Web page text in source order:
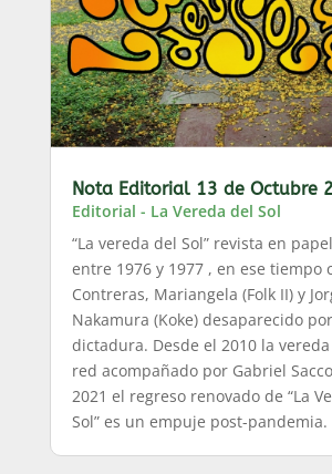
Nota Editorial 13 de Octubre
Editorial - La Vereda del Sol
“La vereda del Sol” revista en
entre 1976 y 1977 , en ese tiempo
Contreras, Mariangela (Folk II) y
Nakamura (Koke) desaparecido
dictadura. Desde el 2010 la
red acompañado por Gabriel
2021 el regreso renovado de “La
Sol” es un empuje post-pandemia.